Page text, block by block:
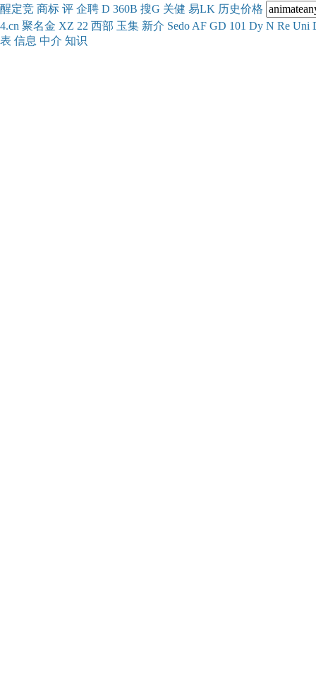
醒定竞 商标 评 企聘 D 360B 搜G 关健 易LK 历史价格
4.cn 聚名金 XZ 22 西部 玉集 新介 Sedo AF GD 101 Dy N Re Uni
表 信息 中介 知识